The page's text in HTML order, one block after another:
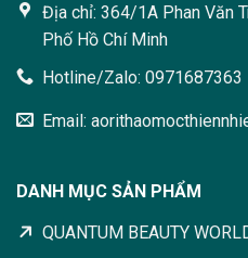
Địa chỉ: 364/1A Phan Văn
Phố Hồ Chí Minh
Hotline/Zalo: 0971687363
Email:
DANH MỤC SẢN PHẨM
QUANTUM BEAUTY